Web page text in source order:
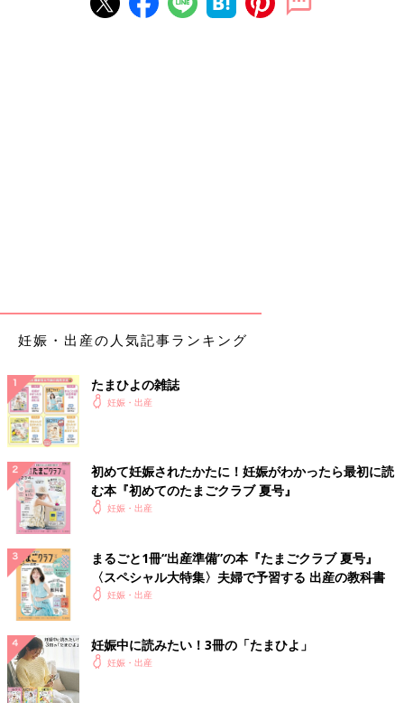
妊婦健診費の一部は補助されます！ 申請可能な時期
妊娠確定後、医師や助産師の指示が出たら申請しましょう。役所
診査受診票」がもらえます。
妊婦健診時、助成をしてもらう方法は？
「妊婦健康診査受診票」の記入欄に住所や氏名など、必要事項を
書き込み、妊婦健診時に持っていきます。ただし、妊娠週数や無
料の検査項目など使い方に規定がある場合も。どの受診票をいつ
使うのか、
健診の会計時に、医師や助産師に記入してもらった受診票を提出
すると、助成額を差し引いた金額が請求されます。
里帰り先でも受診票は使える？
住んでいる自治体でもらった受診票が、そのまま里帰り先で使え
るケースはほとんどありません。ただし、使わなかった分の受診
票をお住まいの自治体の窓口に持参すると、里帰り先で支払った
妊娠・出産の人気記事ランキング
たまひよの雑誌
妊娠・出産
初めて妊娠されたかたに！妊娠がわかったら最初に読
む本『初めてのたまごクラブ 夏号』
妊娠・出産
まるごと1冊“出産準備”の本『たまごクラブ 夏号』
〈スペシャル大特集〉夫婦で予習する 出産の教科書
妊娠・出産
妊娠中に読みたい！3冊の「たまひよ」
妊娠・出産